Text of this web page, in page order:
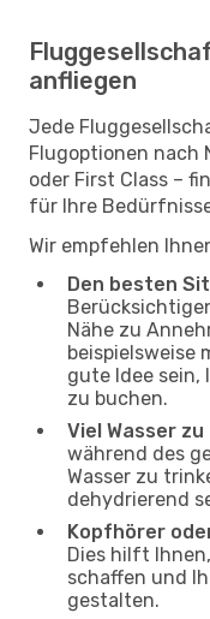
anfliegen
Jede
Flugoptionen nach
oder First Class –
für Ihre
Wir empfehlen
Den besten
Nähe zu
beispielsweise
gute Idee sein,
zu buchen.
Viel Wasser
während des
Wasser zu
dehydrierend
Kopfhörer
Dies hilft
schaffen und
gestalten.